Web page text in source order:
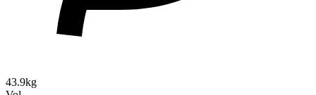
43.9kg